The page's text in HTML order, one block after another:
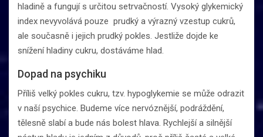
hladině a fungují s určitou setrvačností. Vysoký glykemický
index nevyvolává pouze prudký a výrazný vzestup cukrů,
ale současně i jejich prudký pokles. Jestliže dojde ke
snížení hladiny cukru, dostáváme hlad.
Dopad na psychiku
Příliš velký pokles cukru, tzv. hypoglykemie se může odrazit
v naší psychice. Budeme více nervóznější, podráždění,
tělesně slabí a bude nás bolest hlava. Rychlejší a silnější